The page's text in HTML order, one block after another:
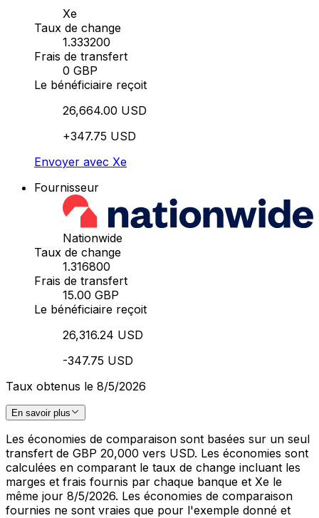
Xe
Taux de change
1.333200
Frais de transfert
0 GBP
Le bénéficiaire reçoit
26,664.00 USD
+347.75 USD
Envoyer avec Xe
Fournisseur
Nationwide
Taux de change
1.316800
Frais de transfert
15.00 GBP
Le bénéficiaire reçoit
26,316.24 USD
-347.75 USD
Taux obtenus le 8/5/2026
En savoir plus
Les économies de comparaison sont basées sur un seul
transfert de GBP 20,000 vers USD. Les économies sont
calculées en comparant le taux de change incluant les
marges et frais fournis par chaque banque et Xe le
même jour 8/5/2026. Les économies de comparaison
fournies ne sont vraies que pour l'exemple donné et